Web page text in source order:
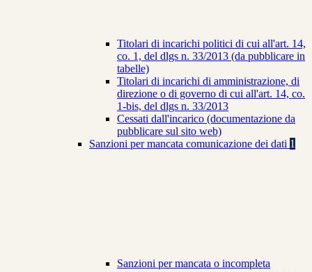
Titolari di incarichi politici di cui all'art. 14,
co. 1, del dlgs n. 33/2013 (da pubblicare in
tabelle)
Titolari di incarichi di amministrazione, di
direzione o di governo di cui all'art. 14, co.
1-bis, del dlgs n. 33/2013
Cessati dall'incarico (documentazione da
pubblicare sul sito web)
Sanzioni per mancata comunicazione dei dati 1
Sanzioni per mancata o incompleta